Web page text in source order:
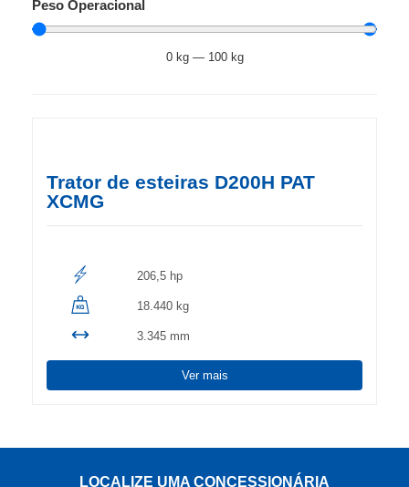
Peso Operacional
0 kg— 100 kg
Trator de esteiras D200H PAT
XCMG
206,5 hp
18.440 kg
3.345 mm
Ver mais
LOCALIZE UMA CONCESSIONÁRIA